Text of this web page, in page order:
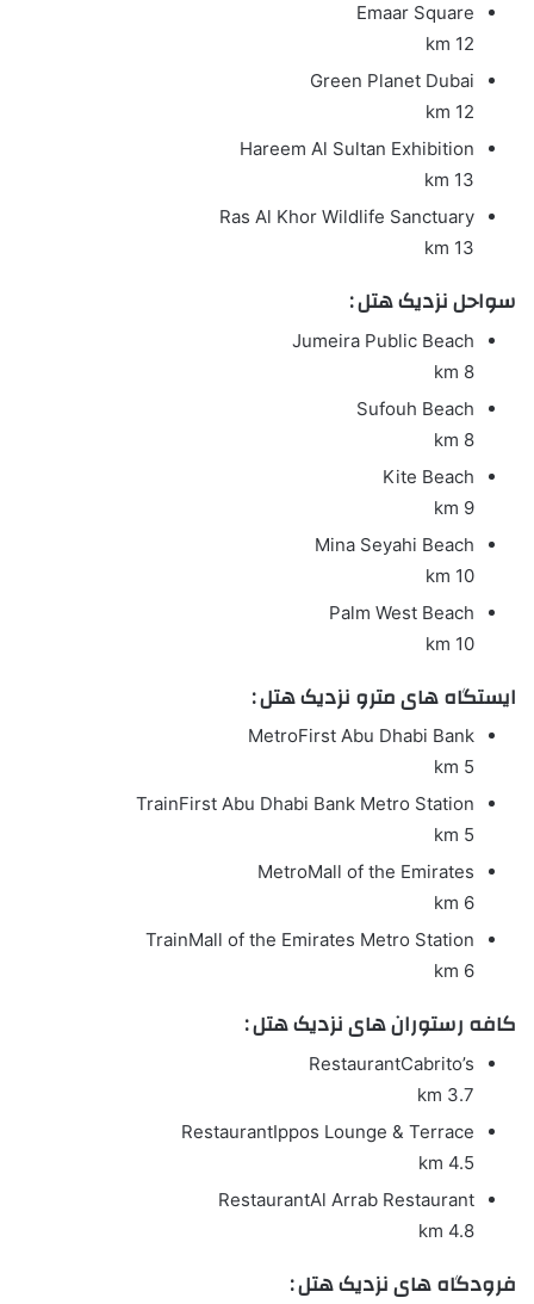
Emaar Square
12 km
Green Planet Dubai
12 km
Hareem Al Sultan Exhibition
13 km
Ras Al Khor Wildlife Sanctuary
13 km
سواحل نزدیک هتل :
Jumeira Public Beach
8 km
Sufouh Beach
8 km
Kite Beach
9 km
Mina Seyahi Beach
10 km
Palm West Beach
10 km
ایستگاه های مترو نزدیک هتل :
MetroFirst Abu Dhabi Bank
5 km
TrainFirst Abu Dhabi Bank Metro Station
5 km
MetroMall of the Emirates
6 km
TrainMall of the Emirates Metro Station
6 km
کافه رستوران های نزدیک هتل :
RestaurantCabrito’s
3.7 km
RestaurantIppos Lounge & Terrace
4.5 km
RestaurantAl Arrab Restaurant
4.8 km
فرودگاه های نزدیک هتل :